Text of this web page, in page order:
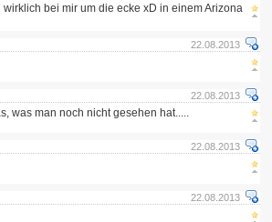
bei mir um die ecke xD in einem Arizona
22.08.2013
22.08.2013
was man noch nicht gesehen hat.....
22.08.2013
22.08.2013